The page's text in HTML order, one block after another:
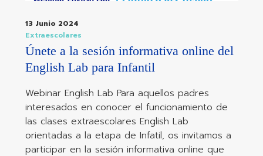
13 Junio 2024
Extraescolares
Únete a la sesión informativa online del
English Lab para Infantil
Webinar English Lab Para aquellos padres
interesados en conocer el funcionamiento de
las clases extraescolares English Lab
orientadas a la etapa de Infatil, os invitamos a
participar en la sesión informativa online que